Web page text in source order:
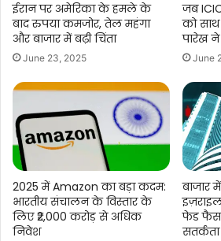
ईरान पर अमेरिका के हमले के
बाद रुपया कमजोर, तेल महंगा
और बाजार में बढ़ी चिंता
June 23, 2025
जब
को
पारेख ने
June
2025 में Amazon का बड़ा कदम:
भारतीय संचालन के विस्तार के
लिए ₹2,000 करोड़ से अधिक
निवेश
बाजार
फेड
सतर्कता